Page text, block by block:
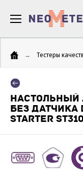
→ Тестеры
НАСТОЛЬНЫЙ
БЕЗ ДАТЧИКА
STARTER